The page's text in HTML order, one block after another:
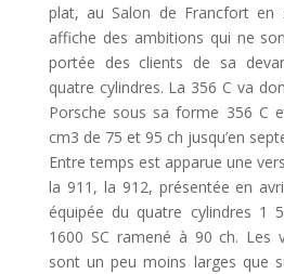
plat, au Salon de Francfort en
affiche des ambitions qui ne
portée des clients de sa
quatre cylindres. La 356 C va
Porsche sous sa forme 356 C
cm3 de 75 et 95 ch jusqu’en
Entre temps est apparue une
la 911, la 912, présentée en
équipée du quatre cylindres 1
1600 SC ramené à 90 ch. Les
sont un peu moins larges que